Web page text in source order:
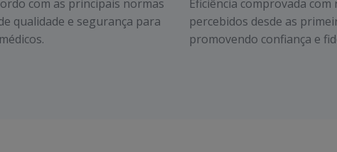
com as principais normas
qualidade e segurança para
Eficiência comprovada
percebidos desde as
promovendo confiança e